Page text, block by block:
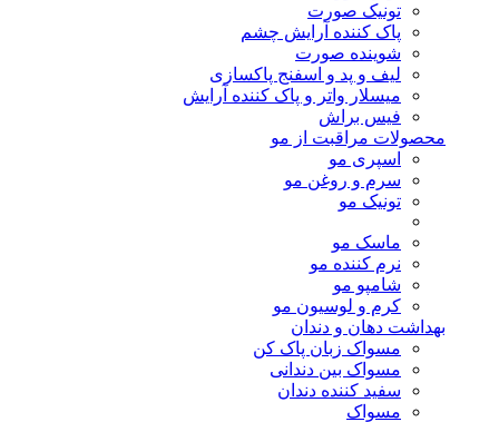
تونیک صورت
پاک کننده آرایش چشم
شوینده صورت
لیف و پد و اسفنج پاکسازی
میسلار واتر و پاک کننده آرایش
فیس براش
محصولات مراقبت از مو
اسپری مو
سرم و روغن مو
تونیک مو
ماسک مو
نرم کننده مو
شامپو مو
کرم و لوسیون مو
بهداشت دهان و دندان
مسواک زبان پاک کن
مسواک بین دندانی
سفید کننده دندان
مسواک